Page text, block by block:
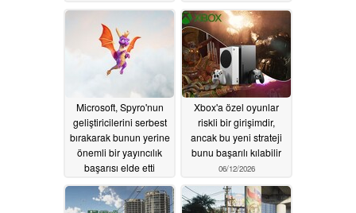
06/16/2026 06/12/2026
Microsoft, Spyro'nun
geliştiricilerini serbest
bırakarak bunun yerine
önemli bir yayıncılık
başarısı elde etti
06/12/2026
Xbox'a özel oyunlar
riskli bir girişimdir,
ancak bu yeni strateji
bunu başarılı kılabilir
06/12/2026